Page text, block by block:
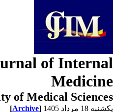
of
of Medical
18 مرداد 1405 [Archive]